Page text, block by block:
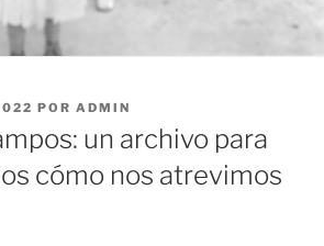
POR ADMIN
un archivo para
cómo nos atrevimos